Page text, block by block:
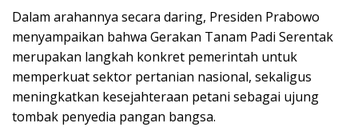
Dalam arahannya secara daring, Presiden Prabowo
menyampaikan bahwa Gerakan Tanam Padi Serentak
merupakan langkah konkret pemerintah untuk
memperkuat sektor pertanian nasional, sekaligus
meningkatkan kesejahteraan petani sebagai ujung
tombak penyedia pangan bangsa.